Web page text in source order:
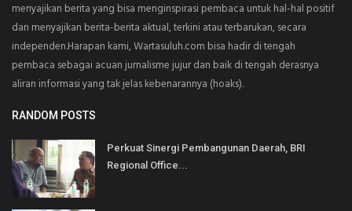
menyajikan berita yang bisa menginspirasi pembaca untuk hal-hal positif
dan menyajikan berita-berita aktual, terkini atau terbarukan, secara
independen.Harapan kami, Wartasuluh.com bisa hadir di tengah
pembaca sebagai acuan jurnalisme jujur dan baik di tengah derasnya
aliran informasi yang tak jelas kebenarannya (hoaks).
RANDOM POSTS
Perkuat Sinergi Pembangunan Daerah, BRI
Regional Office...